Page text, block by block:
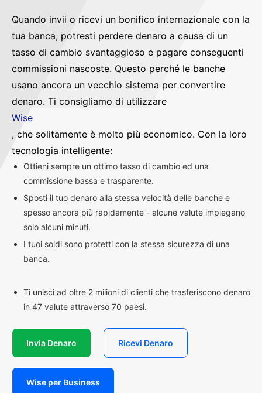
Quando invii o ricevi un bonifico internazionale con la
tua banca, potresti perdere denaro a causa di un
tasso di cambio svantaggioso e pagare conseguenti
commissioni nascoste. Questo perché le banche
usano ancora un vecchio sistema per convertire
denaro. Ti consigliamo di utilizzare
Wise
, che solitamente è molto più economico. Con la loro
tecnologia intelligente:
Ottieni sempre un ottimo tasso di cambio ed una
commissione bassa e trasparente.
Sposti il tuo denaro alla stessa velocità delle banche e
spesso ancora più rapidamente - alcune valute impiegano
solo alcuni minuti.
I tuoi soldi sono protetti con la stessa sicurezza di una
banca.
Ti unisci ad oltre 2 milioni di clienti che trasferiscono denaro
in 47 valute attraverso 70 paesi.
Invia Denaro Ricevi Denaro
Wise per Business